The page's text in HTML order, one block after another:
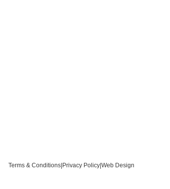
Terms & Conditions Privacy Policy Web Design